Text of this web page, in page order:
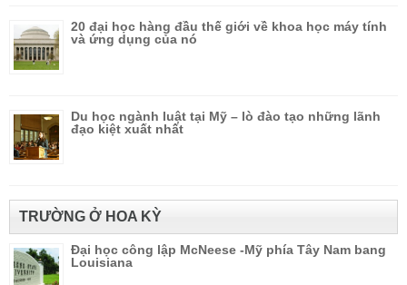
20 đại học hàng đầu thế giới về khoa học máy tính
và ứng dụng của nó
Du học ngành luật tại Mỹ – lò đào tạo những lãnh
đạo kiệt xuất nhất
TRƯỜNG Ở HOA KỲ
Đại học công lập McNeese -Mỹ phía Tây Nam bang
Louisiana